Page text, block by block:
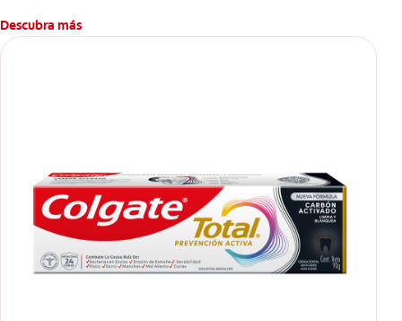
Descubra más